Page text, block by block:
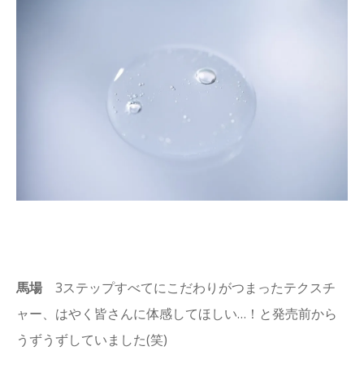
馬場 3ステップすべてにこだわりがつまったテクスチ
ャー、はやく皆さんに体感してほしい…！と発売前から
うずうずしていました(笑)